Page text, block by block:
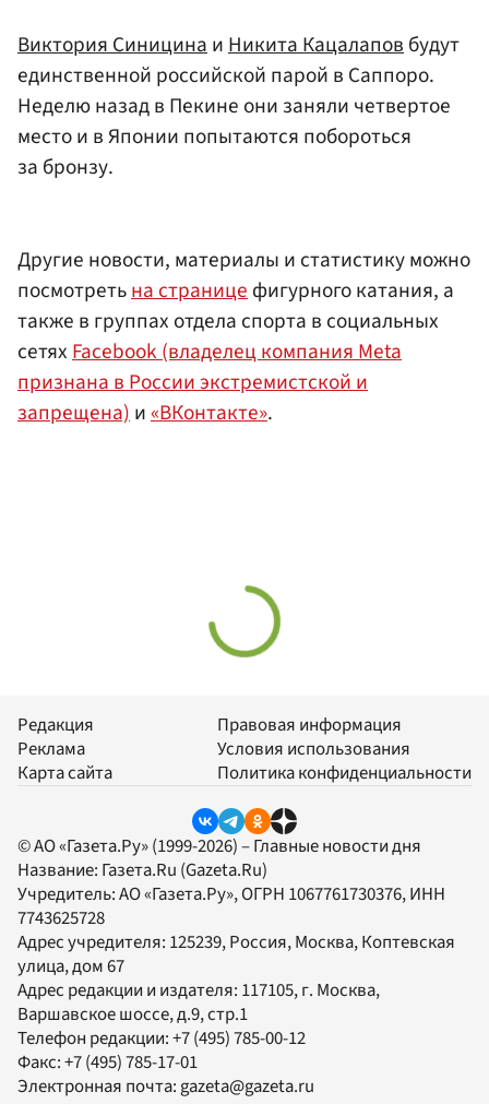
Виктория СиницинаиНикита Кацалаповбудут
единственной российской парой в Саппоро.
Неделю назад в Пекине они заняли четвертое
место и в Японии попытаются побороться
за бронзу.
Другие новости, материалы и статистику можно
посмотретьна страницефигурного катания, а
также в группах отдела спорта в социальных
сетяхFacebook (владелец компания Meta
признана в России экстремистской и
запрещена)и«ВКонтакте».
Редакция
Реклама
Карта сайта
Правовая информация
Условия использования
Политика конфиденциальности
© АО «Газета.Ру» (1999-2026) – Главные новости дня
Название: Газета.Ru (Gazeta.Ru)
Учредитель:АО «Газета.Ру», ОГРН 1067761730376, ИНН
7743625728
Адрес учредителя: 125239, Россия, Москва, Коптевская
улица, дом 67
Адрес редакции и издателя: 117105, г. Москва,
Варшавское шоссе, д.9, стр.1
Телефон редакции:+7 (495) 785-00-12
Факс:+7 (495) 785-17-01
Электронная почта: gazeta@gazeta.ru